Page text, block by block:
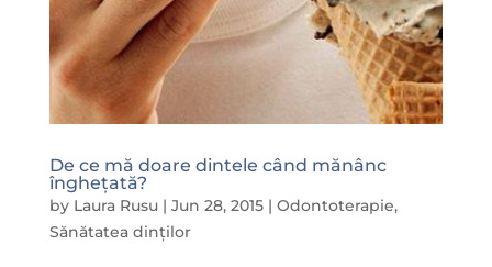
De ce mă doare dintele când mănânc
înghețată?
by Laura Rusu| Jun 28, 2015| Odontoterapie,
Sănătatea dinților